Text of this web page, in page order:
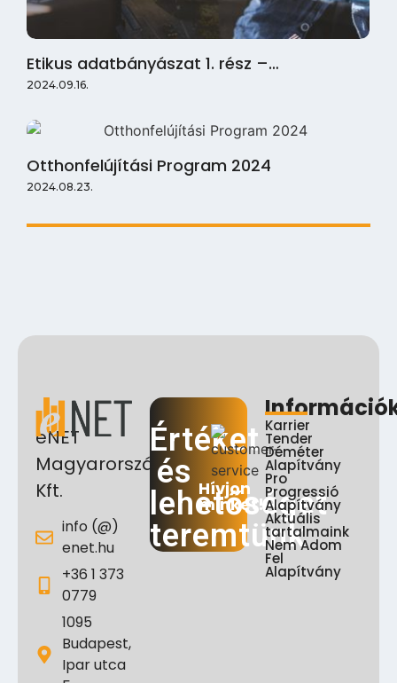
Etikus adatbányászat 1. rész –…
2024.09.16.
Otthonfelújítási Program 2024
2024.08.23.
eNET
Magyarország
Kft.
info (@)
enet.hu
+36 1 373
0779
1095
Budapest,
Ipar utca
Értéket
és
lehetőséget
teremtünk
Hívjon
minket!
Karrier
Tender
Déméter
Alapítvány
Pro
Progressió
Alapítvány
Aktuális
tartalmaink
Nem Adom
Fel
Alapítvány